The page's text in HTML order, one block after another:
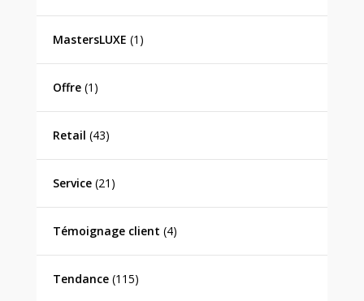
MastersLUXE (1)
Offre(1)
Retail (43)
Service(21)
Témoignage client (4)
Tendance(115)